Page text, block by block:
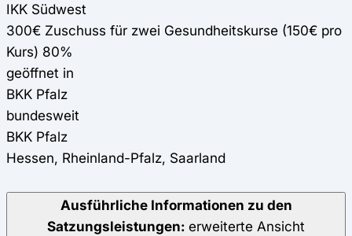
IKK Südwest
300€ Zuschuss für zwei Gesundheitskurse (150€ pro
Kurs) 80%
geöffnet in
BKK Pfalz
bundesweit
BKK Pfalz
Hessen, Rheinland-Pfalz, Saarland
Ausführliche Informationen zu den
Satzungsleistungen: erweiterte Ansicht